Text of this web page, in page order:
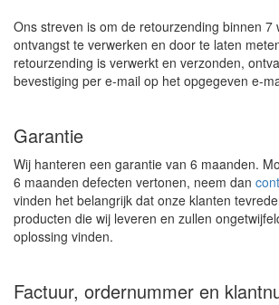
Ons streven is om de retourzending binnen 7
ontvangst te verwerken en door te laten
retourzending is verwerkt en verzonden,
bevestiging per e-mail op het opgegeven e-
Garantie
Wij hanteren een garantie van 6 maanden.
6 maanden defecten vertonen, neem dan
vinden het belangrijk dat onze klanten
producten die wij leveren en zullen
oplossing vinden.
Factuur, ordernummer en